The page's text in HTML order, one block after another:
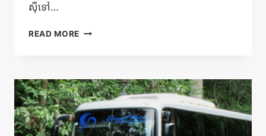
ស៊ីទៅ…
READ MORE កក់
ឬ
តាក់
ស៊ី
ឥឡូវ
នេះ